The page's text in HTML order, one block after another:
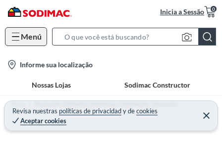
Inicia a Sessão 0
Menú
S
c
h
B
a
Informe sua localização
Nossas Lojas Sodimac Constructor
Revisa nuestras políticas de privacidadydecookies
Aceptar cookies
Home Decoração, Utilidades Domésticas e Iluminação - Decoração